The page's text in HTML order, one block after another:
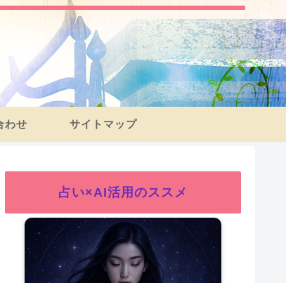
わせ サイトマップ
占い×AI活用のススメ